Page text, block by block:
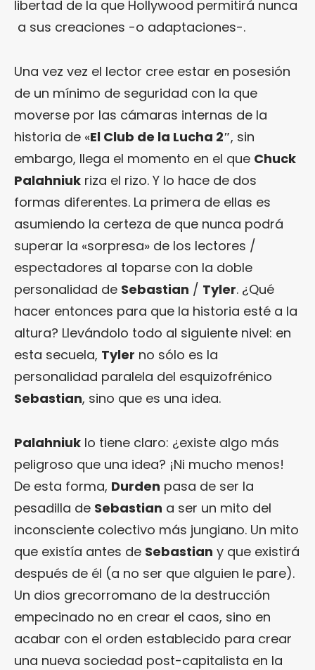
libertad de la que Hollywood permitirá nunca
a sus creaciones -o adaptaciones-.
Una vez vez el lector cree estar en posesión
de un mínimo de seguridad con la que
moverse por las cámaras internas de la
historia de «El Club de la Lucha 2″, sin
embargo, llega el momento en el que Chuck
Palahniuk riza el rizo. Y lo hace de dos
formas diferentes. La primera de ellas es
asumiendo la certeza de que nunca podrá
superar la «sorpresa» de los lectores /
espectadores al toparse con la doble
personalidad de Sebastian / Tyler. ¿Qué
hacer entonces para que la historia esté a la
altura? Llevándolo todo al siguiente nivel: en
esta secuela, Tyler no sólo es la
personalidad paralela del esquizofrénico
Sebastian, sino que es una idea.
Palahniuk lo tiene claro: ¿existe algo más
peligroso que una idea? ¡Ni mucho menos!
De esta forma, Durden pasa de ser la
pesadilla de Sebastian a ser un mito del
inconsciente colectivo más jungiano. Un mito
que existía antes de Sebastian y que existirá
después de él (a no ser que alguien le pare).
Un dios grecorromano de la destrucción
empecinado no en crear el caos, sino en
acabar con el orden establecido para crear
una nueva sociedad post-capitalista en la